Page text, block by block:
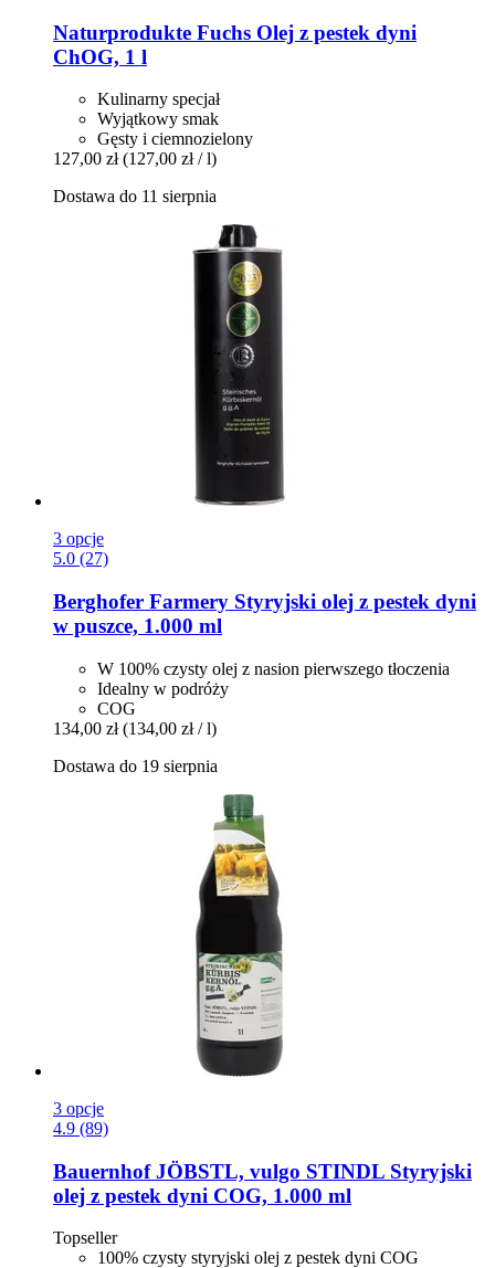
Naturprodukte Fuchs Olej z pestek dyni
ChOG, 1 l
Kulinarny specjał
Wyjątkowy smak
Gęsty i ciemnozielony
127,00 zł (127,00 zł / l)
Dostawa do 11 sierpnia
3 opcje
5.0 (27)
Berghofer Farmery Styryjski olej z pestek dyni
w puszce, 1.000 ml
W 100% czysty olej z nasion pierwszego tłoczenia
Idealny w podróży
COG
134,00 zł (134,00 zł / l)
Dostawa do 19 sierpnia
3 opcje
4.9 (89)
Bauernhof JÖBSTL, vulgo STINDL Styryjski
olej z pestek dyni COG, 1.000 ml
Topseller
100% czysty styryjski olej z pestek dyni COG